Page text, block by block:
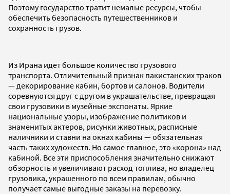
Поэтому государство тратит немалые ресурсы, чтобы
обеспечить безопасность путешественников и
сохранность грузов.
Из Ирана идет большое количество грузового
транспорта. Отличительный признак пакистанских траков
— декорирование кабин, бортов и салонов. Водители
соревнуются друг с другом в украшательстве, превращая
свои грузовики в музейные экспонаты. Яркие
национальные узоры, изображение политиков и
знаменитых актеров, рисунки животных, расписные
наличники и ставни на окнах кабины — обязательная
часть таких художеств. Но самое главное, это «корона» над
кабиной. Все эти приспособления значительно снижают
обзорность и увеличивают расход топлива, но владелец
грузовика, украшенного по всем правилам, обычно
получает самые выгодные заказы на перевозку.